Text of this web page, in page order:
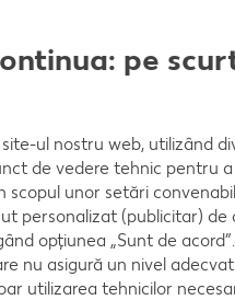
amidon alimentar și
cu iaurt, cu coaja
limetă și se servesc.
pe
ul nostru web, utilizând
de vedere tehnic pentru
scopul unor setări
personalizat (publicitar)
opțiunea „Sunt de
nu asigură un nivel
utilizarea tehnicilor